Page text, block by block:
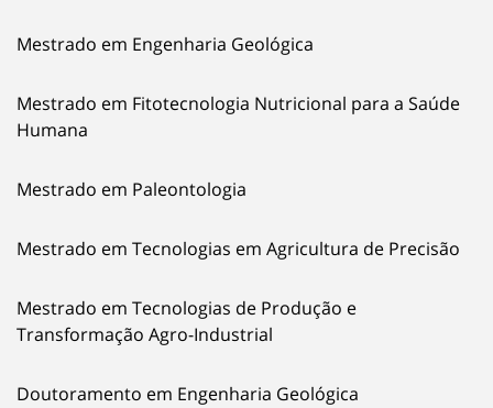
Mestrado em Engenharia Geológica
Mestrado em Fitotecnologia Nutricional para a Saúde
Humana
Mestrado em Paleontologia
Mestrado em Tecnologias em Agricultura de Precisão
Mestrado em Tecnologias de Produção e
Transformação Agro-Industrial
Doutoramento em Engenharia Geológica